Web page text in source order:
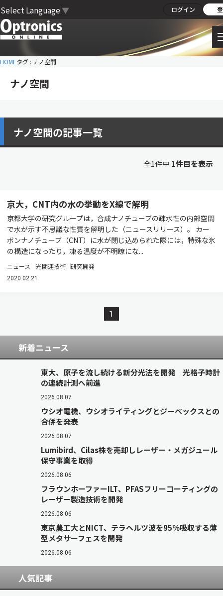
Select Language ▼ ログイン
HOMEタグ : ナノ空間
ナノ空間
ナノ空間の記事一覧
全1件中 1件目を表示
京大，CNT内の水の挙動をX線で解明
京都大学の研究グループは，合成ナノチューブの疎水性の内部空間
で水が示す不思議な性質を解明した（ニュースリリース）。 カー
ボンナノチューブ（CNT）に水が閉じ込められた際には，特殊な氷
の構造になったり，凍る温度が不明瞭にな...
ニュース 光関連技術 研究開発
2020.02.21
1
新着ニュース
東大、原子を流し続ける新分光法を開発 光格子時計
の連続計測へ前進
2026.08.07
ウシオ電機、ウシオライティングとジーベックスとの
合併を発表
2026.08.07
Lumibird、Cilas株を売却しレーザー・メガジュール
保守事業を取得
2026.08.06
フラウンホーファーILT、PFASフリーコーティングの
レーザー製造技術を開発
2026.08.06
東京農工大とNICT、テラヘルツ波を95％吸収する薄
型メタサーフェスを開発
2026.08.06
人気記事